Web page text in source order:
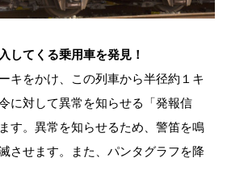
してくる乗用車を発見！
キをかけ、この列車から半径約１キ
に対して異常を知らせる「発報信
す。異常を知らせるため、警笛を鳴
させます。また、パンタグラフを降